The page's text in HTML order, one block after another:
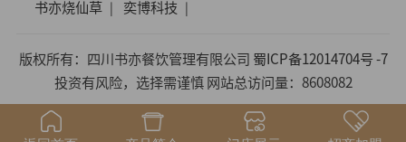
书亦烧仙草 奕博科技
版权所有：四川书亦餐饮管理有限公司 蜀ICP备12014704号 -7
投资有风险，选择需谨慎 网站总访问量：8608082